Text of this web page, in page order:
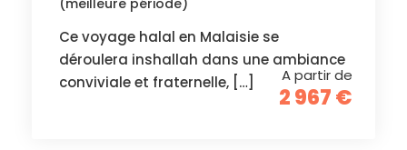
A partir de
2 967 €
(meilleure période)
Ce voyage halal en Malaisie se
déroulera inshallah dans une ambiance
conviviale et fraternelle, […]